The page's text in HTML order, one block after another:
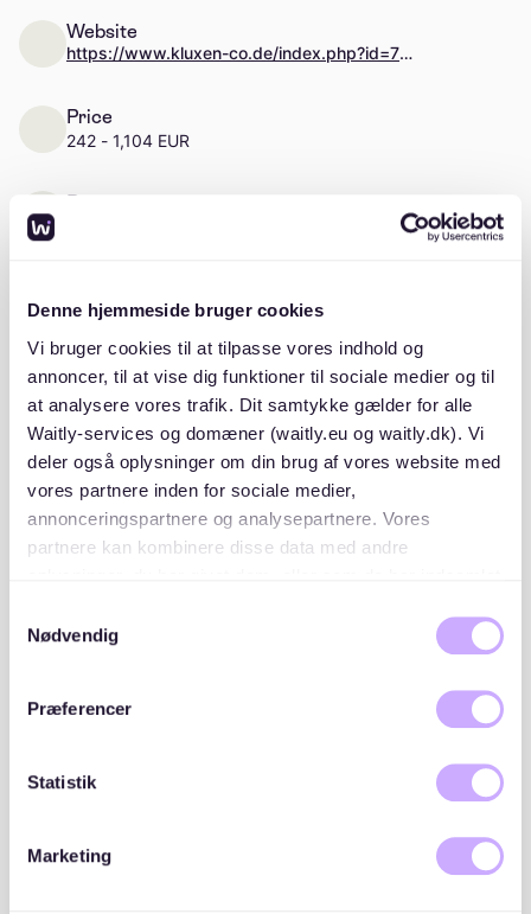
Denne hjemmeside bruger cookies
Vi bruger cookies til at tilpasse vores indhold og
annoncer, til at vise dig funktioner til sociale medier og til
at analysere vores trafik. Dit samtykke gælder for alle
Waitly-services og domæner (waitly.eu og waitly.dk). Vi
deler også oplysninger om din brug af vores website med
vores partnere inden for sociale medier,
annonceringspartnere og analysepartnere. Vores
partnere kan kombinere disse data med andre
cookies, hvis du fortsætter med at anvende vores
Nødvendig
Præferencer
Statistik
Marketing
Website
https://www.kluxen-co.de/index.php?id=72&language=1
Price
242 - 1,104 EUR
Rooms
Description
Auf der Liste "Hamm- Borgfelde- Billstedt" werden
verschiedene Immobilien in den Stadtteilen Borgfelde
und Billstedt erfasst und verwaltet. Dazu gehören
unter anderem folgende Objekte mit ihren jeweiligen
Baujahren:
Weddestraße 63-71, Baujahr 1951
Klaus-Groth-Straße 36, Baujahr 1971
About the housing provider